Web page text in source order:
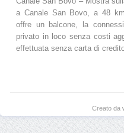
a Canale San Bovo, a 48
offre un balcone, la
privato in loco senza costi
effettuata senza carta di
Creato da